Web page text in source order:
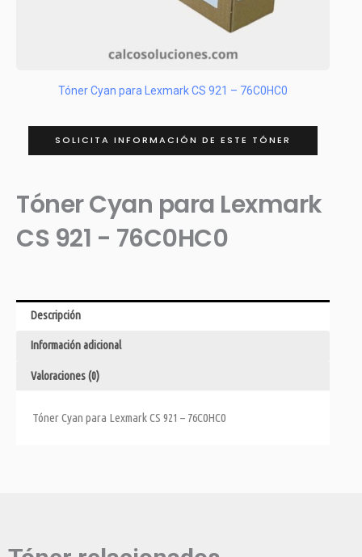
Tóner Cyan para Lexmark CS 921 – 76C0HC0
SOLICITA INFORMACIÓN DE ESTE TÓNER
Tóner Cyan para Lexmark
CS 921 - 76C0HC0
Descripción
Información adicional
Valoraciones (0)
Tóner Cyan para Lexmark CS 921 – 76C0HC0